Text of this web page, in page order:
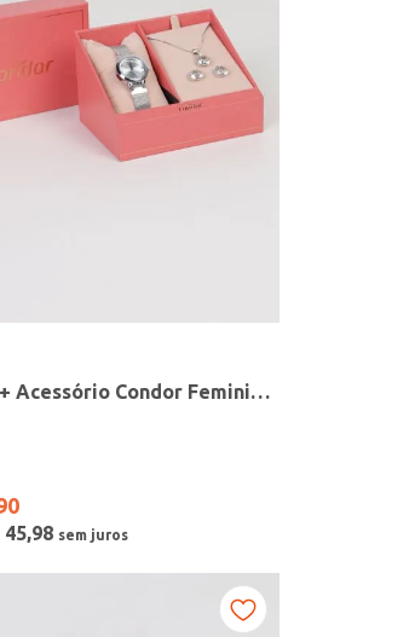
Relógio + Acessório Condor Feminino PRATA
45,98